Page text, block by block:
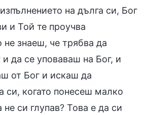
на дълга си, Бог
и Той те проучва
не знаеш, че трябва да
да се уповаваш на Бог, и
от Бог и искаш да
си, когато понесеш малко
си глупав? Това е да си